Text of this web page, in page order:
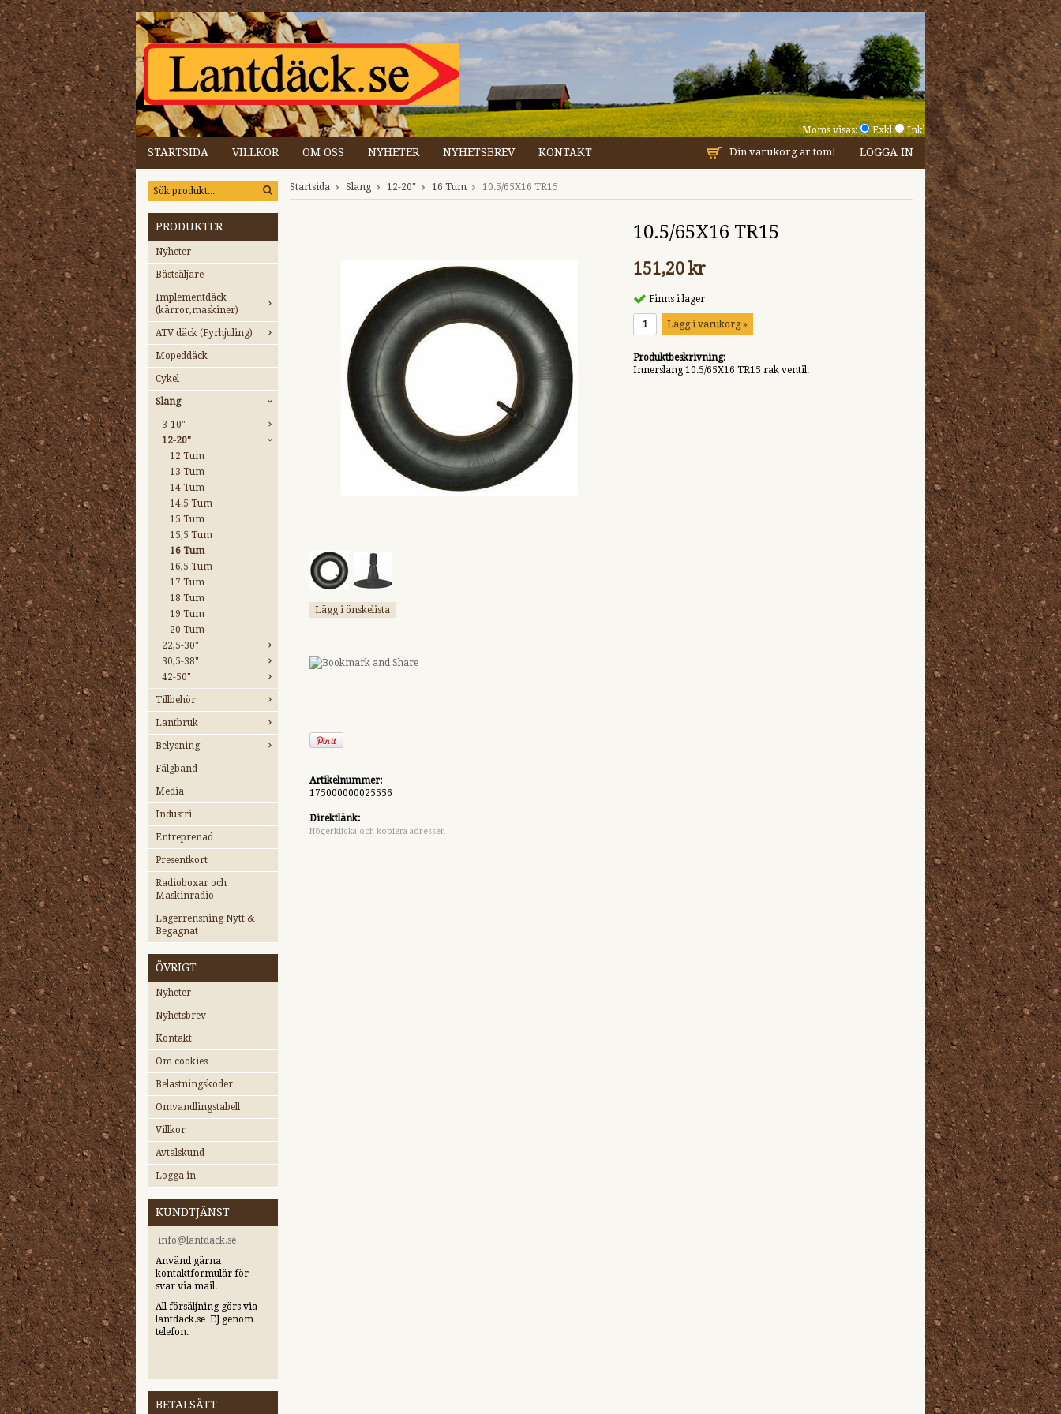
Moms visas: Exkl Inkl
STARTSIDA VILLKOR OM OSS NYHETER NYHETSBREV KONTAKT LOGGA IN
Din varukorg är tom!
PRODUKTER
Nyheter
Bästsäljare
Implementdäck
(kärror,maskiner)
ATV däck (Fyrhjuling)
Mopeddäck
Cykel
Slang
3-10"
12-20"
12 Tum
13 Tum
14 Tum
14.5 Tum
15 Tum
15,5 Tum
16 Tum
16,5 Tum
17 Tum
18 Tum
19 Tum
20 Tum
22,5-30"
30,5-38"
42-50"
Tillbehör
Lantbruk
Belysning
Fälgband
Media
Industri
Entreprenad
Presentkort
Radioboxar och
Maskinradio
Lagerrensning Nytt &
Begagnat
ÖVRIGT
Nyheter
Nyhetsbrev
Kontakt
Om cookies
Belastningskoder
Omvandlingstabell
Villkor
Avtalskund
Logga in
KUNDTJÄNST
info@lantdack.se
Använd gärna
kontaktformulär för
svar via mail.
All försäljning görs via
lantdäck.se EJ genom
telefon.
BETALSÄTT
Startsida Slang 12-20" 16 Tum 10.5/65X16 TR15
Lägg i önskelista
Artikelnummer:
175000000025556
Direktlänk:
Högerklicka och kopiera adressen
10.5/65X16 TR15
151,20 kr
Finns i lager
Lägg i varukorg »
Produktbeskrivning:
Innerslang 10.5/65X16 TR15 rak ventil.